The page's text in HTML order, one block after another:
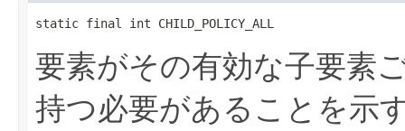
static final int CHILD_POLICY_ALL
要素がその有効な子要素
持つ必要があることを示